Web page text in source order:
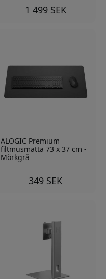
1 499 SEK
ALOGIC Premium
filtmusmatta 73 x 37 cm -
Mörkgrå
349 SEK